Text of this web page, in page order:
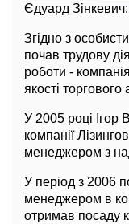
Єдуард
Згідно з
почав трудову
роботи -
якості торгового
У 2005 році
компанії
менеджером з
У період з 2006
менеджером в
отримав посаду